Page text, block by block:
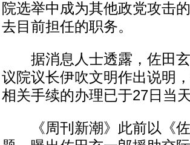
院选举中成为其他政党攻击
去目前担任的职务。
据消息人士透露，佐田玄
议院议长伊吹文明作出说明
相关手续的办理已于27日当
《周刊新潮》此前以《佐